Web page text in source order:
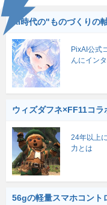
AI時代の"ものづくりの
PixAI公式
んにイン
ウィズダフネ×FF11コラ
24年以上
力とは
56gの軽量スマホコント